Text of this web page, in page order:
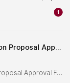
1
박사과정 논문 프로포절 확인서 양식(Dissertation Proposal Approval Form for PhD candidate)
Approval